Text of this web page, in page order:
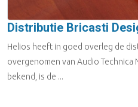
Distributie Bricasti
Helios heeft in goed overleg de
overgenomen van Audio Technica
bekend, is de ...